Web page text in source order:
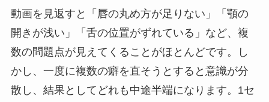
動画を見返すと「唇の丸め方が足りない」「顎の
開きが浅い」「舌の位置がずれている」など、複
数の問題点が見えてくることがほとんどです。し
かし、一度に複数の癖を直そうとすると意識が分
散し、結果としてどれも中途半端になります。1セ